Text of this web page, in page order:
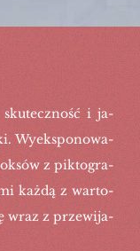
sku­tecz­ność i ja­
Wy­eks­po­no­wa­
z pik­to­gra­
każdą z war­to­
wraz z prze­wi­ja­